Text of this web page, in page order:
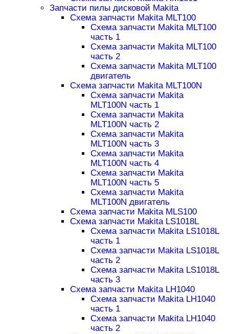
Запчасти пилы дисковой Makita
Схема запчасти Makita MLT100
Схема запчасти Makita MLT100
часть 1
Схема запчасти Makita MLT100
часть 2
Схема запчасти Makita MLT100
двигатель
Схема запчасти Makita MLT100N
Схема запчасти Makita
MLT100N часть 1
Схема запчасти Makita
MLT100N часть 2
Схема запчасти Makita
MLT100N часть 3
Схема запчасти Makita
MLT100N часть 4
Схема запчасти Makita
MLT100N часть 5
Схема запчасти Makita
MLT100N двигатель
Схема запчасти Makita MLS100
Схема запчасти Makita LS1018L
Схема запчасти Makita LS1018L
часть 1
Схема запчасти Makita LS1018L
часть 2
Схема запчасти Makita LS1018L
часть 3
Схема запчасти Makita LH1040
Схема запчасти Makita LH1040
часть 1
Схема запчасти Makita LH1040
часть 2